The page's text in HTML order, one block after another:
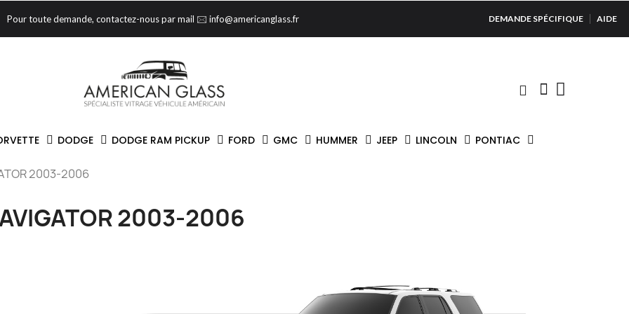
Pour toute demande, contactez-nous par mail 🖂 info@americanglass.fr DEMANDE SPÉCIFIQUE AIDE
DODGE DODGE RAM PICKUP FORD GMC HUMMER JEEP LINCOLN PONTIAC
2003-2006
2003-2006